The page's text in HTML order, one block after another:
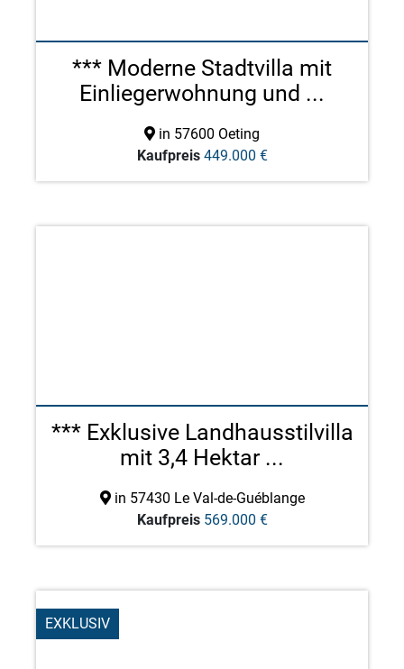
*** Moderne Stadtvilla mit
Einliegerwohnung und ...
in 57600 Oeting
Kaufpreis 449.000 €
*** Exklusive Landhausstilvilla
mit 3,4 Hektar ...
in 57430 Le Val-de-Guéblange
Kaufpreis 569.000 €
EXKLUSIV